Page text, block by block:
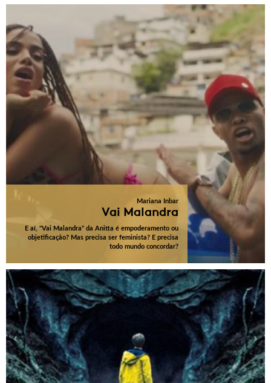
Mariana Inbar
Vai Malandra
E aí, "Vai Malandra" da Anitta é empoderamento ou
objetificação? Mas precisa ser feminista? E precisa
todo mundo concordar?